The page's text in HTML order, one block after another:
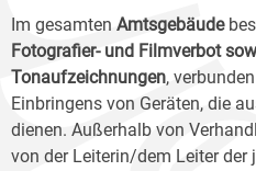
Im gesamten Amtsgebäude
Fotografier- und Filmverbot
Tonaufzeichnungen,
Einbringens von Geräten, die
dienen. Außerhalb von
von der Leiterin/dem Leiter der